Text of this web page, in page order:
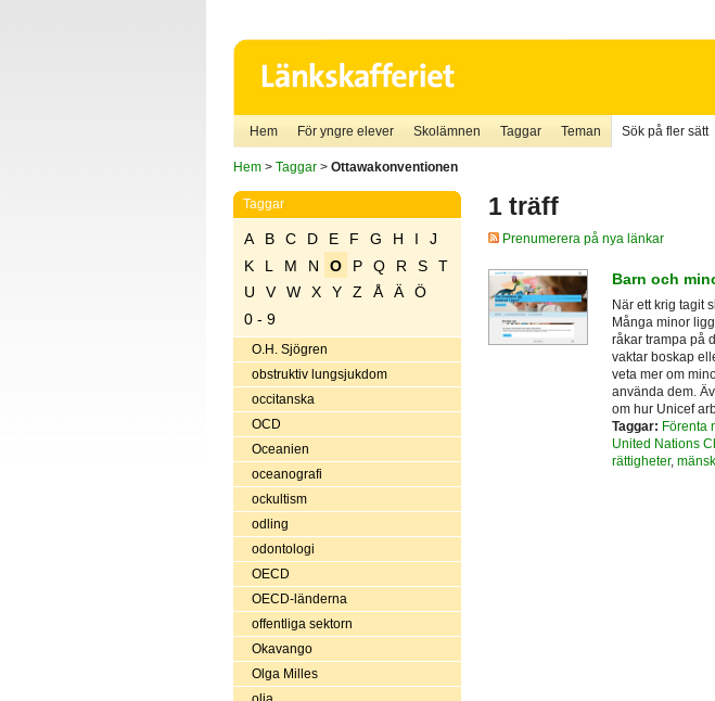
Hem För yngre elever Skolämnen Taggar Teman Sök på fler sätt
Hem> Taggar> Ottawakonventionen
Taggar
A B C D E F G H I
J
K
L M N O P Q R S
T
U
V W X Y Z Å Ä
Ö
0 - 9
O.H. Sjögren
obstruktiv lungsjukdom
occitanska
OCD
Oceanien
oceanografi
ockultism
odling
odontologi
OECD
OECD-länderna
offentliga sektorn
Okavango
Olga Milles
1 träff
Prenumerera på nya länkar
Barn och
När ett krig tagit
Många minor
råkar trampa på
vaktar boskap
veta mer om
använda dem.
om hur Unicef
Taggar: Förenta
United Nations
rättigheter,